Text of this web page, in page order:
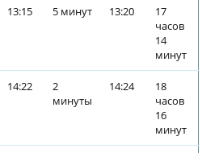
13:15 5 минут 13:20
17
часов
14
минут
14:22
2
минуты
14:24
18
часов
16
минут